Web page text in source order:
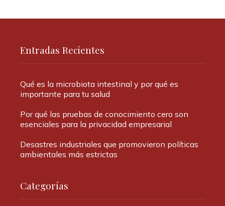
Entradas Recientes
Qué es la microbiota intestinal y por qué es
importante para tu salud
Por qué las pruebas de conocimiento cero son
esenciales para la privacidad empresarial
Desastres industriales que promovieron políticas
ambientales más estrictas
Categorías